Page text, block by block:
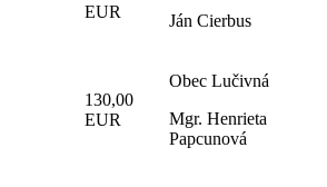
EUR
Ján Cierbus
130,00
EUR
Obec Lučivná
Mgr. Henrieta
Papcunová